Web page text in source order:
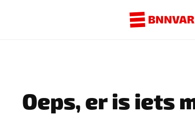
Oeps, er is iets